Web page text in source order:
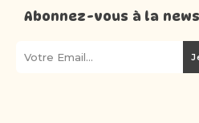
Abonnez-vous à la